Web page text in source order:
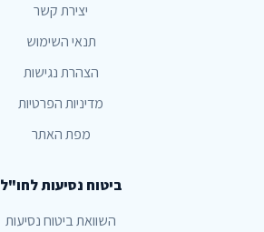
יצירת קשר
תנאי השימוש
הצהרת נגישות
מדיניות הפרטיות
מפת האתר
ביטוח נסיעות לחו"ל
השוואת ביטוח נסיעות